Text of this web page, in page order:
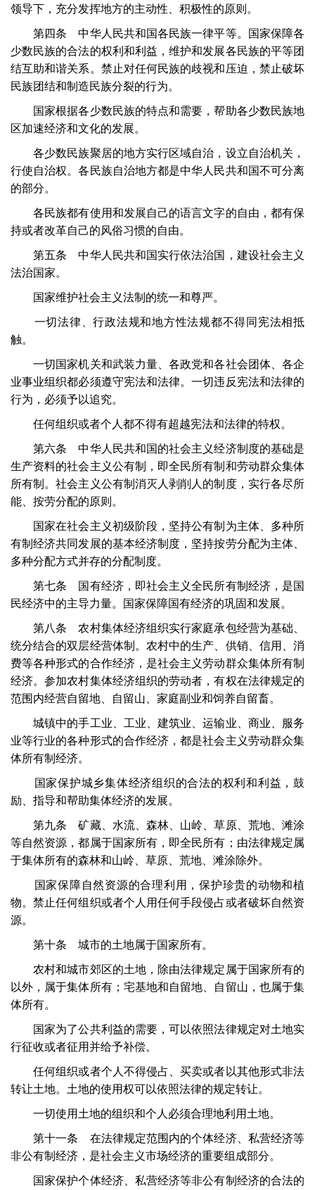
领导下，充分发挥地方的主动性、积极性的原则。
第四条 中华人民共和国各民族一律平等。国家保障各
少数民族的合法的权利和利益，维护和发展各民族的平等团
结互助和谐关系。禁止对任何民族的歧视和压迫，禁止破坏
民族团结和制造民族分裂的行为。
国家根据各少数民族的特点和需要，帮助各少数民族地
区加速经济和文化的发展。
各少数民族聚居的地方实行区域自治，设立自治机关，
行使自治权。各民族自治地方都是中华人民共和国不可分离
的部分。
各民族都有使用和发展自己的语言文字的自由，都有保
持或者改革自己的风俗习惯的自由。
第五条 中华人民共和国实行依法治国，建设社会主义
法治国家。
国家维护社会主义法制的统一和尊严。
一切法律、行政法规和地方性法规都不得同宪法相抵
触。
一切国家机关和武装力量、各政党和各社会团体、各企
业事业组织都必须遵守宪法和法律。一切违反宪法和法律的
行为，必须予以追究。
任何组织或者个人都不得有超越宪法和法律的特权。
第六条 中华人民共和国的社会主义经济制度的基础是
生产资料的社会主义公有制，即全民所有制和劳动群众集体
所有制。社会主义公有制消灭人剥削人的制度，实行各尽所
能、按劳分配的原则。
国家在社会主义初级阶段，坚持公有制为主体、多种所
有制经济共同发展的基本经济制度，坚持按劳分配为主体、
多种分配方式并存的分配制度。
第七条 国有经济，即社会主义全民所有制经济，是国
民经济中的主导力量。国家保障国有经济的巩固和发展。
第八条 农村集体经济组织实行家庭承包经营为基础、
统分结合的双层经营体制。农村中的生产、供销、信用、消
费等各种形式的合作经济，是社会主义劳动群众集体所有制
经济。参加农村集体经济组织的劳动者，有权在法律规定的
范围内经营自留地、自留山、家庭副业和饲养自留畜。
城镇中的手工业、工业、建筑业、运输业、商业、服务
业等行业的各种形式的合作经济，都是社会主义劳动群众集
体所有制经济。
国家保护城乡集体经济组织的合法的权利和利益，鼓
励、指导和帮助集体经济的发展。
第九条 矿藏、水流、森林、山岭、草原、荒地、滩涂
等自然资源，都属于国家所有，即全民所有；由法律规定属
于集体所有的森林和山岭、草原、荒地、滩涂除外。
国家保障自然资源的合理利用，保护珍贵的动物和植
物。禁止任何组织或者个人用任何手段侵占或者破坏自然资
源。
第十条 城市的土地属于国家所有。
农村和城市郊区的土地，除由法律规定属于国家所有的
以外，属于集体所有；宅基地和自留地、自留山，也属于集
体所有。
国家为了公共利益的需要，可以依照法律规定对土地实
行征收或者征用并给予补偿。
任何组织或者个人不得侵占、买卖或者以其他形式非法
转让土地。土地的使用权可以依照法律的规定转让。
一切使用土地的组织和个人必须合理地利用土地。
第十一条 在法律规定范围内的个体经济、私营经济等
非公有制经济，是社会主义市场经济的重要组成部分。
国家保护个体经济、私营经济等非公有制经济的合法的